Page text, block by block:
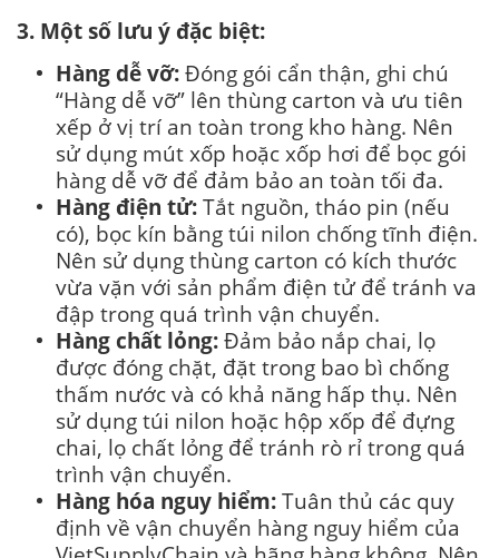
3. Một số lưu ý đặc biệt:
Hàng dễ vỡ: Đóng gói cẩn thận, ghi chú
“Hàng dễ vỡ” lên thùng carton và ưu tiên
xếp ở vị trí an toàn trong kho hàng. Nên
sử dụng mút xốp hoặc xốp hơi để bọc gói
hàng dễ vỡ để đảm bảo an toàn tối đa.
Hàng điện tử: Tắt nguồn, tháo pin (nếu
có), bọc kín bằng túi nilon chống tĩnh điện.
Nên sử dụng thùng carton có kích thước
vừa vặn với sản phẩm điện tử để tránh va
đập trong quá trình vận chuyển.
Hàng chất lỏng: Đảm bảo nắp chai, lọ
được đóng chặt, đặt trong bao bì chống
thấm nước và có khả năng hấp thụ. Nên
sử dụng túi nilon hoặc hộp xốp để đựng
chai, lọ chất lỏng để tránh rò rỉ trong quá
trình vận chuyển.
Hàng hóa nguy hiểm: Tuân thủ các quy
định về vận chuyển hàng nguy hiểm của